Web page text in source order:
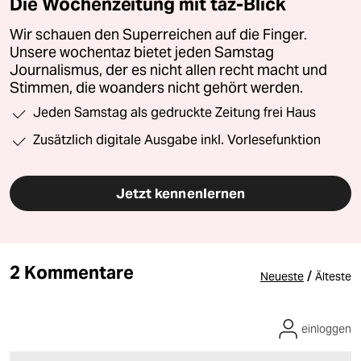
Wir schauen den Superreichen auf die Finger.
Unsere wochentaz bietet jeden Samstag
Journalismus, der es nicht allen recht macht und
Stimmen, die woanders nicht gehört werden.
Jeden Samstag als gedruckte Zeitung frei Haus
Zusätzlich digitale Ausgabe inkl. Vorlesefunktion
Jetzt kennenlernen
2 Kommentare Neueste / Älteste
einloggen